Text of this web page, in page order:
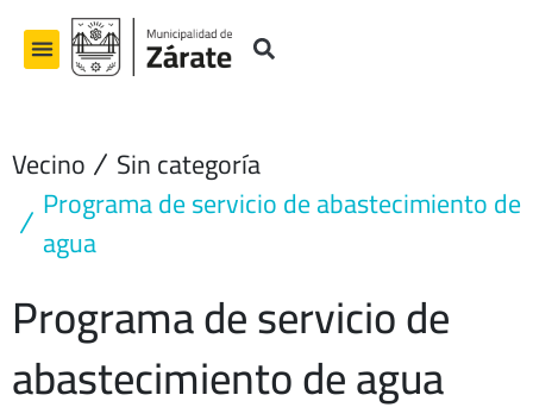
contenido
Vecino Sin categoría
Programa de servicio de abastecimiento de
agua
Programa de servicio de
abastecimiento de agua